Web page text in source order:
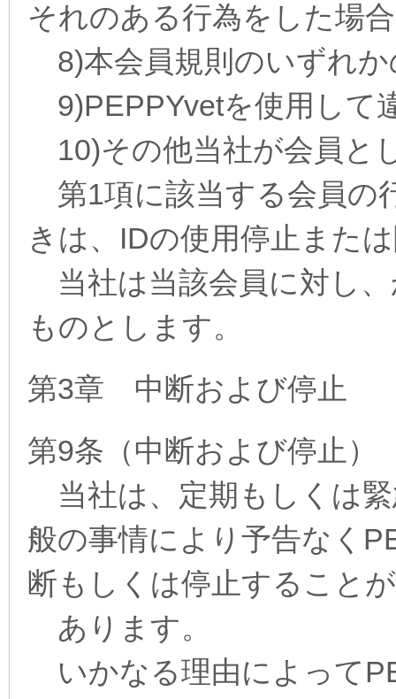
それのある行為をした場合
8)本会員規則のいずれか
9)PEPPYvetを使用して
10)その他当社が会員と
第1項に該当する会員の
きは、IDの使用停止また
当社は当該会員に対し
ものとします。
第3章 中断および停止
第9条（中断および停止）
当社は、定期もしくは
般の事情により予告なく
断もしくは停止することが
あります。
いかなる理由によって